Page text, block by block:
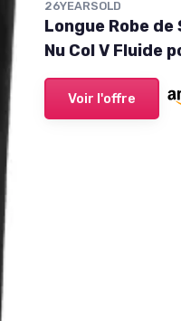
26YEARSOLD
Longue Robe
Nu Col V Fluide
Voir l'offre